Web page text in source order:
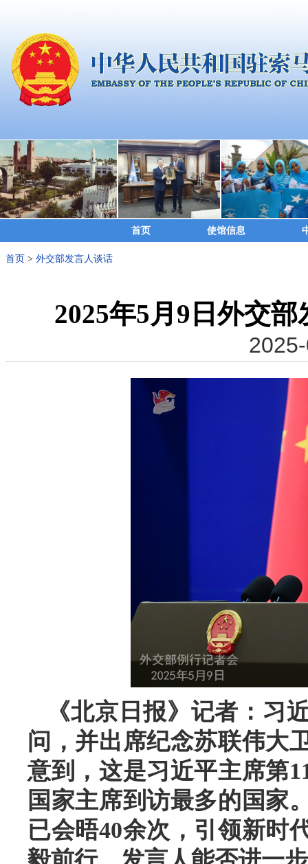
首页 使馆信息
首页 > 外交部发言人谈话
2025年5月9日外交
《北京日报》记者：习
问，并出席纪念苏联伟大
意到，这是习近平主席第
国家主席到访最多的国家
已会晤40余次，引领新时